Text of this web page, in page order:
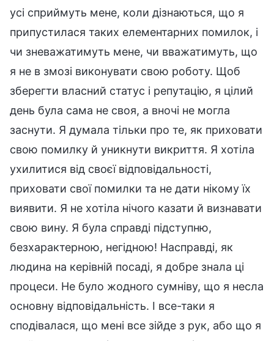
усі сприймуть мене, коли дізнаються, що я
припустилася таких елементарних помилок, і
чи зневажатимуть мене, чи вважатимуть, що
я не в змозі виконувати свою роботу. Щоб
зберегти власний статус і репутацію, я цілий
день була сама не своя, а вночі не могла
заснути. Я думала тільки про те, як приховати
свою помилку й уникнути викриття. Я хотіла
ухилитися від своєї відповідальності,
приховати свої помилки та не дати нікому їх
виявити. Я не хотіла нічого казати й визнавати
свою вину. Я була справді підступню,
безхарактерною, негідною! Насправді, як
людина на керівній посаді, я добре знала ці
процеси. Не було жодного сумніву, що я несла
основну відповідальність. І все-таки я
сподівалася, що мені все зійде з рук, або що я